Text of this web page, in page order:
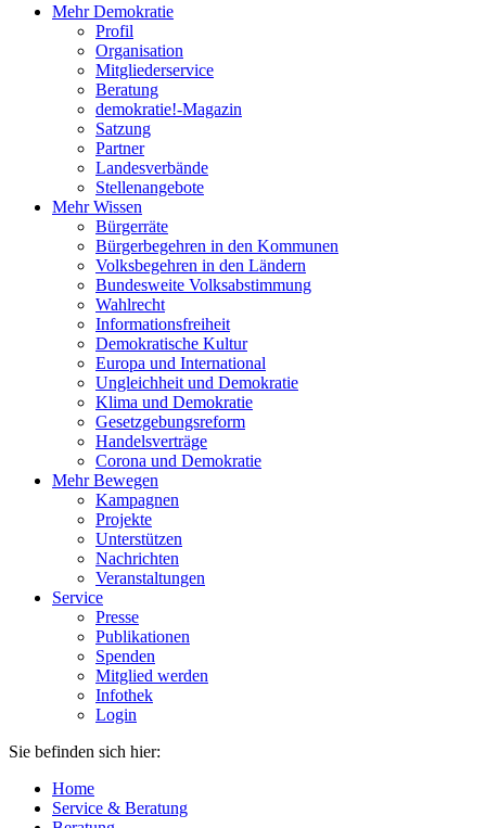
Mehr Demokratie
Profil
Organisation
Mitgliederservice
Beratung
demokratie!-Magazin
Satzung
Partner
Landesverbände
Stellenangebote
Mehr Wissen
Bürgerräte
Bürgerbegehren in den Kommunen
Volksbegehren in den Ländern
Bundesweite Volksabstimmung
Wahlrecht
Informationsfreiheit
Demokratische Kultur
Europa und International
Ungleichheit und Demokratie
Klima und Demokratie
Gesetzgebungsreform
Handelsverträge
Corona und Demokratie
Mehr Bewegen
Kampagnen
Projekte
Unterstützen
Nachrichten
Veranstaltungen
Service
Presse
Publikationen
Spenden
Mitglied werden
Infothek
Login
Sie befinden sich hier:
Home
Service & Beratung